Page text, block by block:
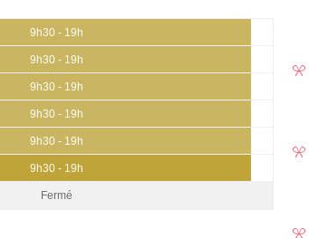
9h30 - 19h
9h30 - 19h
9h30 - 19h
9h30 - 19h
9h30 - 19h
9h30 - 19h
Fermé